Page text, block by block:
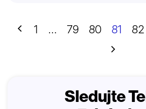
Crown zvětří šanci a tato
solidním soupeřem jeho intelektu.
začnou hrát hru a prohrává ten,
Předchozí
1 … 79 80 81 82
Další
Sledujte